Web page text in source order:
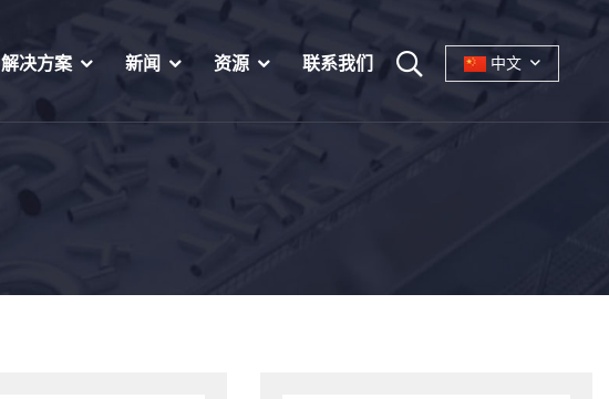
解决方案 新闻 资源 联系我们 中文